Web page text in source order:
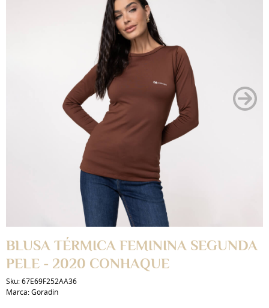
BLUSA TÉRMICA FEMININA SEGUNDA
PELE - 2020 CONHAQUE
Sku:67E69F252AA36
Marca:Goradin